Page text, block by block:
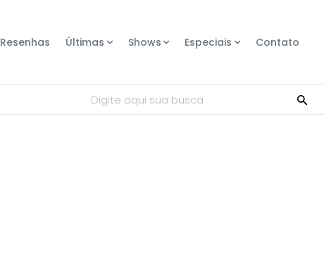
Resenhas Últimas Shows Especiais Contato
Digite aqui sua busca